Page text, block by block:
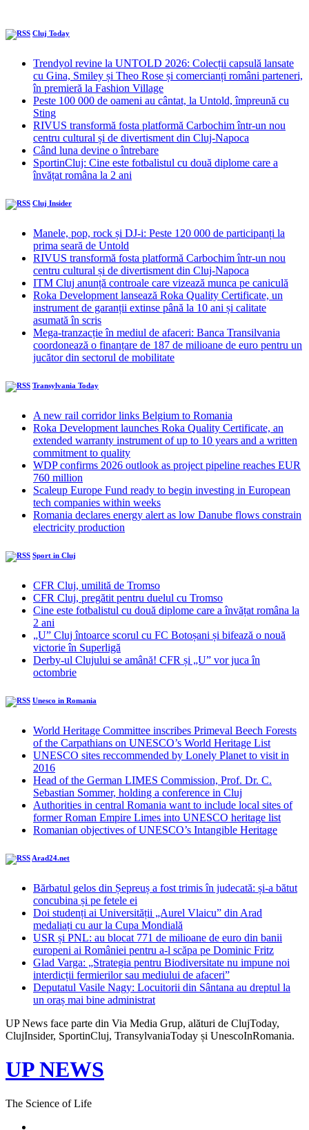
Cluj Today
Trendyol revine la UNTOLD 2026: Colecții capsulă lansate
cu Gina, Smiley și Theo Rose și comercianți români parteneri,
în premieră la Fashion Village
Peste 100 000 de oameni au cântat, la Untold, împreună cu
Sting
RIVUS transformă fosta platformă Carbochim într-un nou
centru cultural și de divertisment din Cluj-Napoca
Când luna devine o întrebare
SportinCluj: Cine este fotbalistul cu două diplome care a
învățat româna la 2 ani
Cluj Insider
Manele, pop, rock și DJ-i: Peste 120 000 de participanți la
prima seară de Untold
RIVUS transformă fosta platformă Carbochim într-un nou
centru cultural și de divertisment din Cluj-Napoca
ITM Cluj anunță controale care vizează munca pe caniculă
Roka Development lansează Roka Quality Certificate, un
instrument de garanții extinse până la 10 ani și calitate
asumată în scris
Mega-tranzacție în mediul de afaceri: Banca Transilvania
coordonează o finanțare de 187 de milioane de euro pentru un
jucător din sectorul de mobilitate
Transylvania Today
A new rail corridor links Belgium to Romania
Roka Development launches Roka Quality Certificate, an
extended warranty instrument of up to 10 years and a written
commitment to quality
WDP confirms 2026 outlook as project pipeline reaches EUR
760 million
Scaleup Europe Fund ready to begin investing in European
tech companies within weeks
Romania declares energy alert as low Danube flows constrain
electricity production
Sport in Cluj
CFR Cluj, umilită de Tromso
CFR Cluj, pregătit pentru duelul cu Tromso
Cine este fotbalistul cu două diplome care a învățat româna la
2 ani
„U” Cluj întoarce scorul cu FC Botoșani și bifează o nouă
victorie în Superligă
Derby-ul Clujului se amână! CFR și „U” vor juca în
octombrie
Unesco in Romania
World Heritage Committee inscribes Primeval Beech Forests
of the Carpathians on UNESCO’s World Heritage List
UNESCO sites reccommended by Lonely Planet to visit in
2016
Head of the German LIMES Commission, Prof. Dr. C.
Sebastian Sommer, holding a conference in Cluj
Authorities in central Romania want to include local sites of
former Roman Empire Limes into UNESCO heritage list
Romanian objectives of UNESCO’s Intangible Heritage
Arad24.net
Bărbatul gelos din Șepreuș a fost trimis în judecată: și-a bătut
concubina și pe fetele ei
Doi studenți ai Universității „Aurel Vlaicu” din Arad
medaliați cu aur la Cupa Mondială
USR și PNL: au blocat 771 de milioane de euro din banii
europeni ai României pentru a-l scăpa pe Dominic Fritz
Glad Varga: „Strategia pentru Biodiversitate nu impune noi
interdicții fermierilor sau mediului de afaceri”
Deputatul Vasile Nagy: Locuitorii din Sântana au dreptul la
un oraș mai bine administrat
UP News face parte din Via Media Grup, alături de ClujToday,
ClujInsider, SportinCluj, TransylvaniaToday și UnescoInRomania.
UP NEWS
The Science of Life